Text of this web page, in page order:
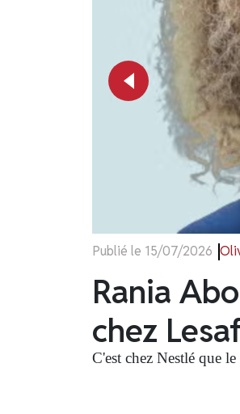
Publié le 20/07/2026
Baudelet
Le groupe familial